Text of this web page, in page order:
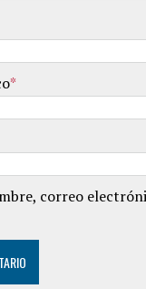
*
correo